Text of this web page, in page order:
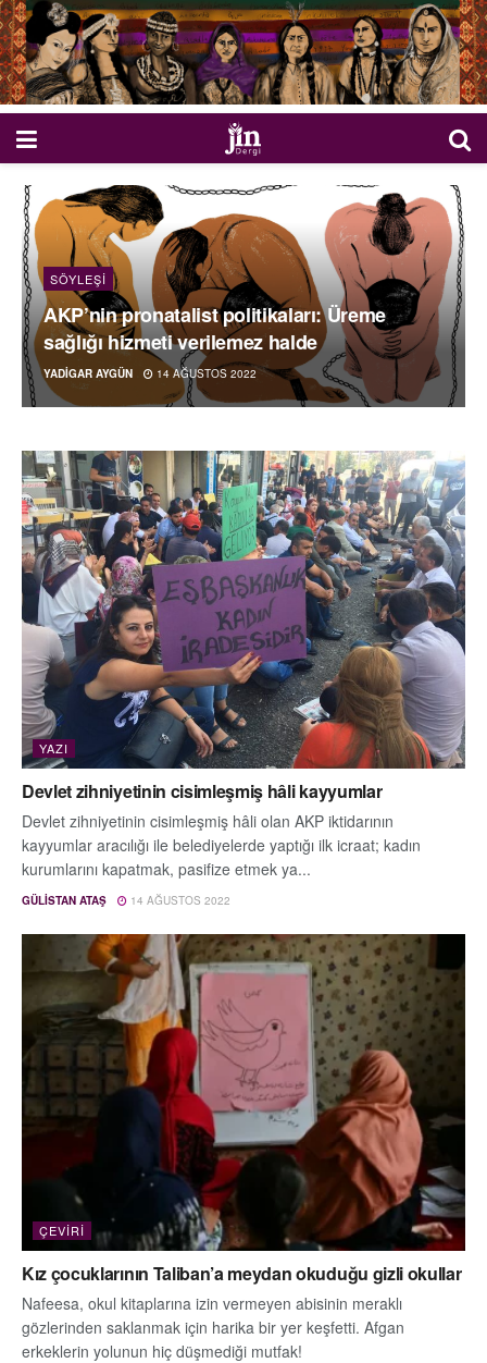
SÖYLEŞI
AKP’nin pronatalist politikaları: Üreme
sağlığı hizmeti verilemez halde
YADIGAR AYGÜN 14 AĞUSTOS 2022
YAZI
Devlet zihniyetinin cisimleşmiş hâli kayyumlar
Devlet zihniyetinin cisimleşmiş hâli olan AKP iktidarının
kayyumlar aracılığı ile belediyelerde yaptığı ilk icraat; kadın
kurumlarını kapatmak, pasifize etmek ya...
GÜLISTAN ATAŞ 14 AĞUSTOS 2022
ÇEVIRI
Kız çocuklarının Taliban’a meydan okuduğu gizli okullar
Nafeesa, okul kitaplarına izin vermeyen abisinin meraklı
gözlerinden saklanmak için harika bir yer keşfetti. Afgan
erkeklerin yolunun hiç düşmediği mutfak!